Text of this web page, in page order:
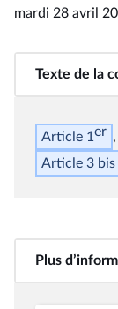
mardi 28 avril
Texte de la
<b>Texte de
Article 1er
Article 3 bis
Plus